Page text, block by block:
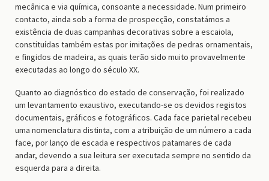
mecânica e via química, consoante a necessidade. Num primeiro
contacto, ainda sob a forma de prospecção, constatámos a
existência de duas campanhas decorativas sobre a escaiola,
constituídas também estas por imitações de pedras ornamentais,
e fingidos de madeira, as quais terão sido muito provavelmente
executadas ao longo do século XX.
Quanto ao diagnóstico do estado de conservação, foi realizado
um levantamento exaustivo, executando-se os devidos registos
documentais, gráficos e fotográficos. Cada face parietal recebeu
uma nomenclatura distinta, com a atribuição de um número a cada
face, por lanço de escada e respectivos patamares de cada
andar, devendo a sua leitura ser executada sempre no sentido da
esquerda para a direita.